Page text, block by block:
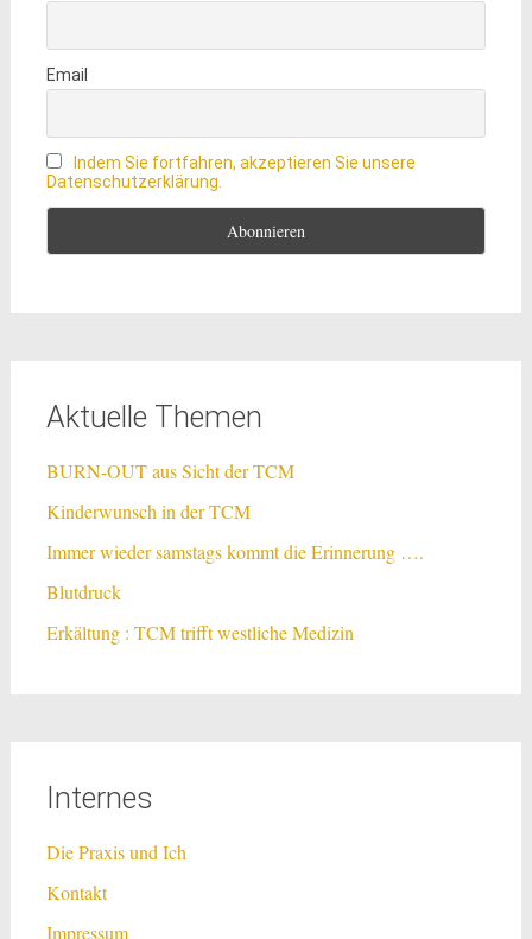
Email
Indem Sie fortfahren, akzeptieren Sie unsere
Datenschutzerklärung.
Aktuelle Themen
BURN-OUT aus Sicht der TCM
Kinderwunsch in der TCM
Immer wieder samstags kommt die Erinnerung ….
Blutdruck
Erkältung : TCM trifft westliche Medizin
Internes
Die Praxis und Ich
Kontakt
Impressum